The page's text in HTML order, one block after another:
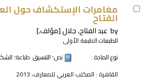
مغامرات الإستكشاف حول
الفتاح
by عبد الفتاح، جلال[مؤلف.]
الطبعات:الطبعة الأولى
نوع المادة :
نص؛ التنسيق: طباعة؛
القاهرة : المكتب العربي للمعارف، 2013